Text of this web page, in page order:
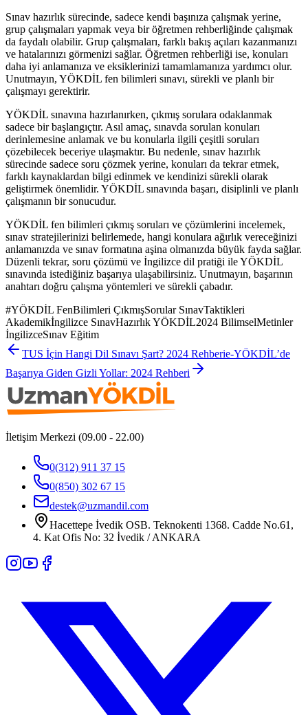
Sınav hazırlık sürecinde, sadece kendi başınıza çalışmak yerine,
grup çalışmaları yapmak veya bir öğretmen rehberliğinde çalışmak
da faydalı olabilir. Grup çalışmaları, farklı bakış açıları kazanmanızı
ve hatalarınızı görmenizi sağlar. Öğretmen rehberliği ise, konuları
daha iyi anlamanıza ve eksiklerinizi tamamlamanıza yardımcı olur.
Unutmayın, YÖKDİL fen bilimleri sınavı, sürekli ve planlı bir
çalışmayı gerektirir.
YÖKDİL sınavına hazırlanırken, çıkmış sorulara odaklanmak
sadece bir başlangıçtır. Asıl amaç, sınavda sorulan konuları
derinlemesine anlamak ve bu konularla ilgili çeşitli soruları
çözebilecek beceriye ulaşmaktır. Bu nedenle, sınav hazırlık
sürecinde sadece soru çözmek yerine, konuları da tekrar etmek,
farklı kaynaklardan bilgi edinmek ve kendinizi sürekli olarak
geliştirmek önemlidir. YÖKDİL sınavında başarı, disiplinli ve planlı
çalışmanın bir sonucudur.
YÖKDİL fen bilimleri çıkmış soruları ve çözümlerini incelemek,
sınav stratejilerinizi belirlemede, hangi konulara ağırlık vereceğinizi
anlamanızda ve sınav formatına aşina olmanızda büyük fayda sağlar.
Düzenli tekrar, soru çözümü ve İngilizce dil pratiği ile YÖKDİL
sınavında istediğiniz başarıya ulaşabilirsiniz. Unutmayın, başarının
anahtarı doğru çalışma yöntemleri ve sürekli çabadır.
#YÖKDİL FenBilimleri ÇıkmışSorular SınavTaktikleri
Akademikİngilizce SınavHazırlık YÖKDİL2024 BilimselMetinler
İngilizceSınav Eğitim
TUS İçin Hangi Dil Sınavı Şart? 2024 Rehberie-YÖKDİL’de
Başarıya Giden Gizli Yollar: 2024 Rehberi
İletişim Merkezi (09.00 - 22.00)
0(312) 911 37 15
0(850) 302 67 15
destek@uzmandil.com
Hacettepe İvedik OSB. Teknokenti 1368. Cadde No.61,
4. Kat Ofis No: 32 İvedik / ANKARA